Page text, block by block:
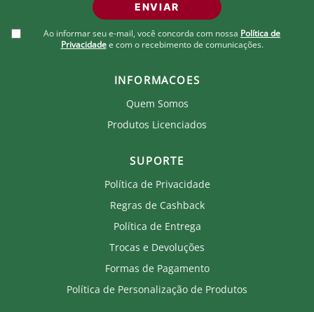
ENVIAR
Ao informar seu e-mail, você concorda com nossa Política de
Privacidade e com o recebimento de comunicações.
INFORMACOES
Quem Somos
Produtos Licenciados
SUPORTE
Política de Privacidade
Regras de Cashback
Política de Entrega
Trocas e Devoluções
Formas de Pagamento
Política de Personalização de Produtos